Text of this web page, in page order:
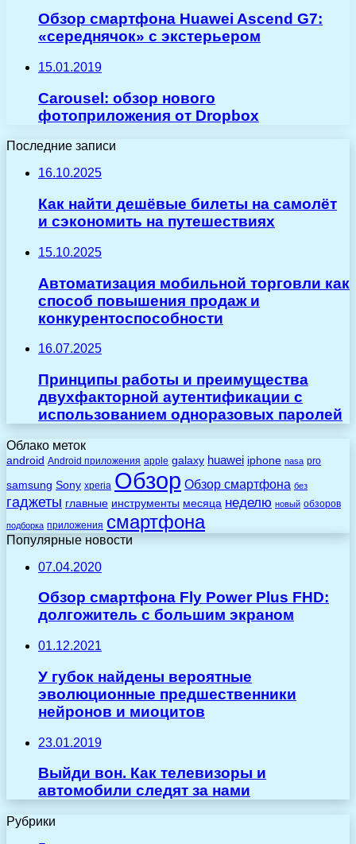
Обзор смартфона Huawei Ascend G7:
«середнячок» с экстерьером
15.01.2019
Carousel: обзор нового
фотоприложения от Dropbox
Последние записи
16.10.2025
Как найти дешёвые билеты на самолёт
и сэкономить на путешествиях
15.10.2025
Автоматизация мобильной торговли как
способ повышения продаж и
конкурентоспособности
16.07.2025
Принципы работы и преимущества
двухфакторной аутентификации с
использованием одноразовых паролей
Облако меток
android Android приложения apple galaxy huawei iphone nasa pro
samsung Sony xperia Обзор Обзор смартфона без
гаджеты главные инструменты месяца неделю новый обзоров
подборка приложения смартфона
Популярные новости
07.04.2020
Обзор смартфона Fly Power Plus FHD:
долгожитель с большим экраном
01.12.2021
У губок найдены вероятные
эволюционные предшественники
нейронов и миоцитов
23.01.2019
Выйди вон. Как телевизоры и
автомобили следят за нами
Рубрики